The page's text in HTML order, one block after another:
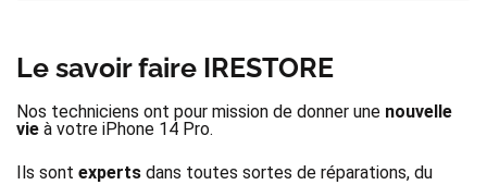
Le savoir faire IRESTORE
Nos techniciens ont pour mission de donner une nouvelle
vie à votre iPhone 14 Pro.
Ils sont experts dans toutes sortes de réparations, du